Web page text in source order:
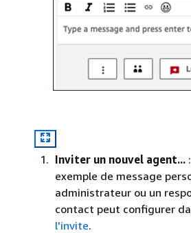
Inviter un nouvel agent...
exemple de message
administrateur ou un
contact peut configurer
l'invite.